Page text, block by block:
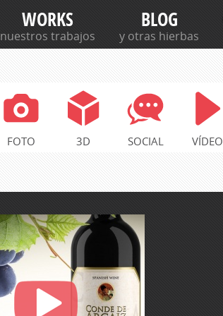
WORKS
nuestros trabajos
BLOG
y otras hierbas
FOTO 3D SOCIAL VÍDEO